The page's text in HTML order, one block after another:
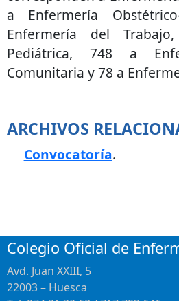
a Enfermería
Enfermería del
Pediátrica, 748 a
Comunitaria y 78 a
ARCHIVOS
Convocatoría.
Colegio Oficial de
Avd. Juan XXIII, 5
22003 – Huesca